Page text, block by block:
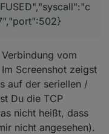
wählen:
vom
Screenshot zeigst
auf der seriellen /
Du die TCP
nicht heißt, dass
nicht angesehen).